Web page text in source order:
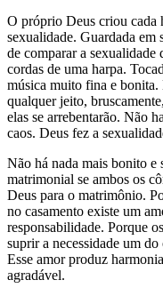
O próprio Deus criou cada
sexualidade. Guardada em
de comparar a sexualidade
cordas de uma harpa.
música muito fina e bonita.
qualquer jeito,
elas se arrebentarão. Não
caos. Deus fez a
Não há nada mais bonito e
matrimonial se ambos os
Deus para o matrimônio.
no casamento existe um
responsabilidade. Porque
suprir a necessidade um
Esse amor produz
agradável.